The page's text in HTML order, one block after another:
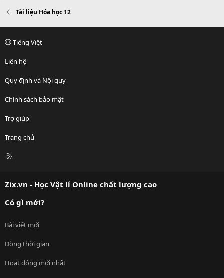
Tài liệu Hóa học 12
Tiếng Việt
Liên hệ
Quy định và Nội quy
Chính sách bảo mật
Trợ giúp
Trang chủ
R
Zix.vn - Học Vật lí Online chất lượng cao
Có gì mới?
Bài viết mới
Dòng thời gian
Hoạt động mới nhất